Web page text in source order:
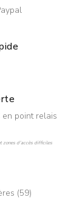
point relais
zones d'accès difficiles
(59)